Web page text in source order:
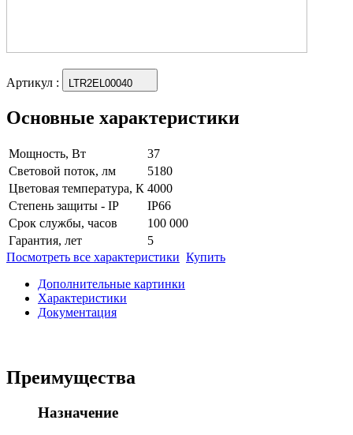
Артикул : LTR2EL00040
Основные характеристики
Мощность, Вт
37
Световой поток, лм
5180
Цветовая температура, К 4000
Степень защиты - IP
IP66
Срок службы, часов
100 000
Гарантия, лет
5
Посмотреть все характеристики Купить
Дополнительные картинки
Характеристики
Документация
Преимущества
Назначение